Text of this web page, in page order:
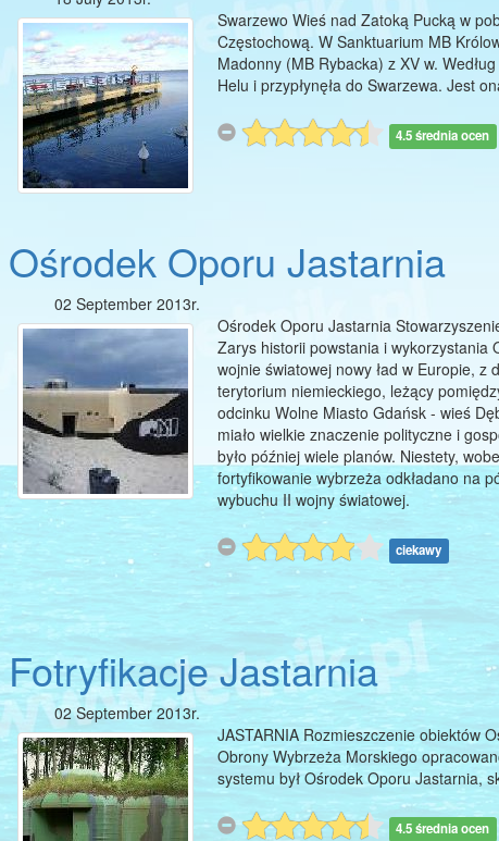
Swarzewo Wieś nad Zatoką Pucką w
Częstochową. W Sanktuarium MB
Madonny (MB Rybacka) z XV w.
Helu i przypłynęła do Swarzewa. Jest
4.5 średnia ocen
Ośrodek Oporu Jastarnia
02 September 2013r.
Ośrodek Oporu Jastarnia
Zarys historii powstania i wykorzystania
wojnie światowej nowy ład w Europie, z
terytorium niemieckiego, leżący
odcinku Wolne Miasto Gdańsk - wieś
miało wielkie znaczenie polityczne i
było później wiele planów. Niestety,
fortyfikowanie wybrzeża odkładano na
wybuchu II wojny światowej.
ciekawy
Fotryfikacje Jastarnia
02 September 2013r.
JASTARNIA Rozmieszczenie obiektów
Obrony Wybrzeża Morskiego
systemu był Ośrodek Oporu Jastarnia,
4.5 średnia ocen